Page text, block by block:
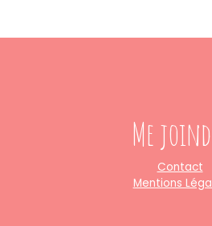
Me
Contact
Mentions